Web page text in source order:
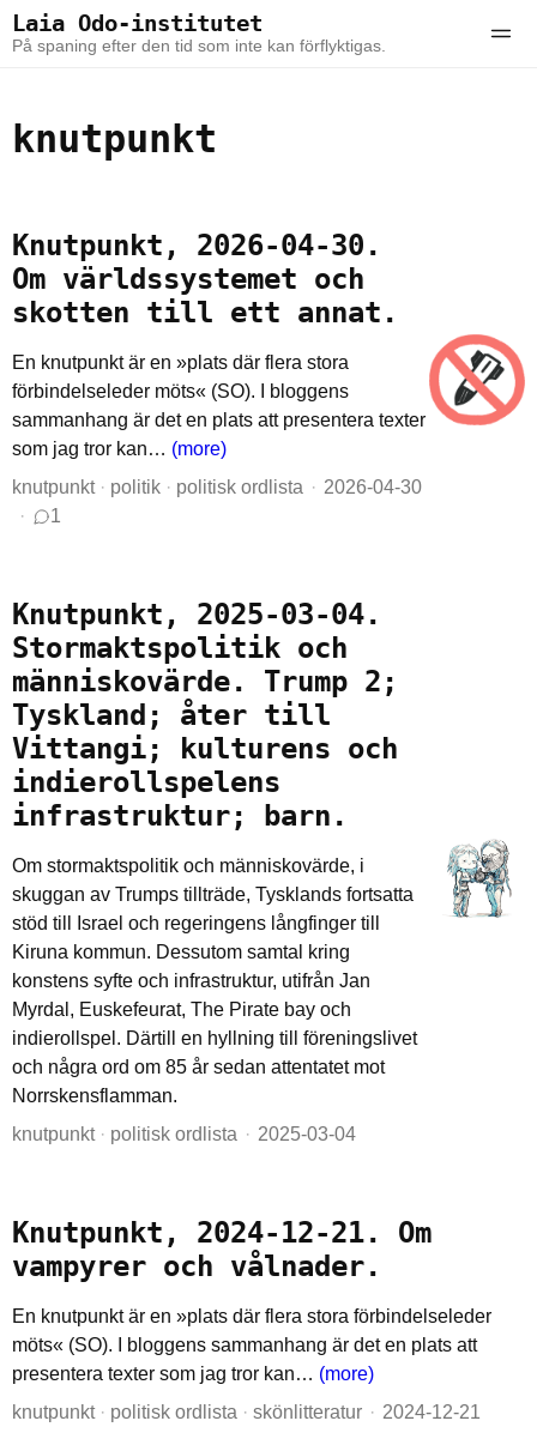
Skip to the content
Skip to the main menu
Laia Odo-institutet
På spaning efter den tid som inte kan förflyktigas.
knutpunkt
Knutpunkt, 2026-04-30.
Om världssystemet och
skotten till ett annat.
En knutpunkt är en »plats där flera stora
förbindelseleder möts« (SO). I bloggens
sammanhang är det en plats att presentera texter
som jag tror kan… (more)
knutpunkt · politik · politisk ordlista
2026-04-30
1
Knutpunkt, 2025-03-04.
Stormaktspolitik och
människovärde. Trump 2;
Tyskland; åter till
Vittangi; kulturens och
indierollspelens
infrastruktur; barn.
Om stormaktspolitik och människovärde, i
skuggan av Trumps tillträde, Tysklands fortsatta
stöd till Israel och regeringens långfinger till
Kiruna kommun. Dessutom samtal kring
konstens syfte och infrastruktur, utifrån Jan
Myrdal, Euskefeurat, The Pirate bay och
indierollspel. Därtill en hyllning till föreningslivet
och några ord om 85 år sedan attentatet mot
Norrskensflamman.
knutpunkt · politisk ordlista 2025-03-04
Knutpunkt, 2024-12-21. Om
vampyrer och vålnader.
En knutpunkt är en »plats där flera stora förbindelseleder
möts« (SO). I bloggens sammanhang är det en plats att
presentera texter som jag tror kan… (more)
knutpunkt · politisk ordlista · skönlitteratur 2024-12-21